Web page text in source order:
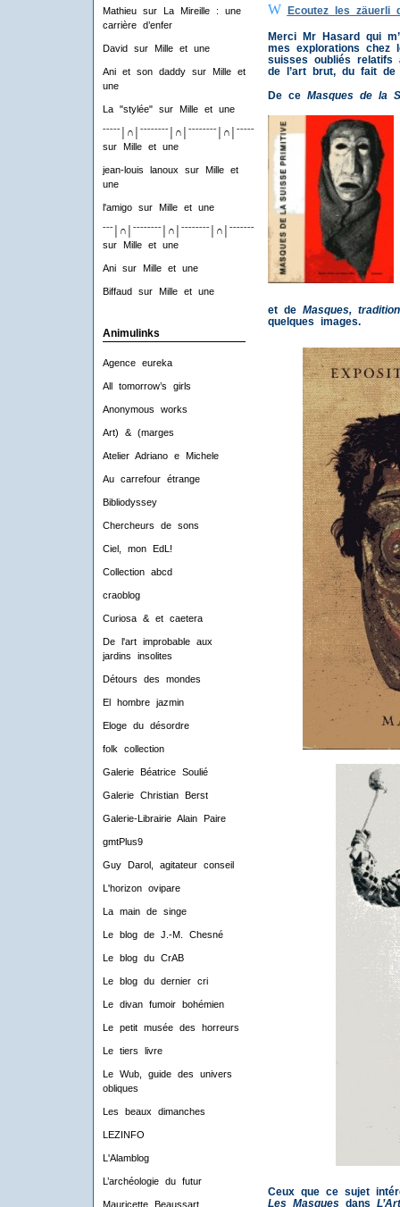
Mathieusur
La Mireille : une
carrière d’enfer
David sur Mille et une
Ani et son daddysur
Mille et
une
La "stylée"sur Mille et une
ˉˉˉˉˉ│∩│ˉˉˉˉˉˉˉˉ│∩│ˉˉˉˉˉˉˉˉ│∩│ˉˉˉˉˉˉˉˉ│∩│ˉˉˉˉ
sur
Mille et une
jean-louis lanoux sur
Mille et
une
l'amigosur Mille et une
ˉˉˉ│∩│ˉˉˉˉˉˉˉˉ│∩│ˉˉˉˉˉˉˉˉ│∩│ˉˉˉˉˉˉˉˉ│∩│ˉˉˉ
sur
Mille et une
Anisur Mille et une
Biffaud sur Mille et une
Animulinks
Agence eureka
All tomorrow’s girls
Anonymous works
Art) & (marges
Atelier Adriano e Michele
Au carrefour étrange
Bibliodyssey
Chercheurs de sons
Ciel, mon EdL!
Collection abcd
craoblog
Curiosa & et caetera
De l'art improbable aux
jardins insolites
Détours des mondes
El hombre jazmin
Eloge du désordre
folk collection
Galerie Béatrice Soulié
Galerie Christian Berst
Galerie-Librairie Alain Paire
gmtPlus9
Guy Darol, agitateur conseil
L'horizon ovipare
La main de singe
Le blog de J.-M. Chesné
Le blog du CrAB
Le blog du dernier cri
Le divan fumoir bohémien
Le petit musée des horreurs
Le tiers livre
Le Wub, guide des univers
obliques
Les beaux dimanches
LEZINFO
L'Alamblog
L’archéologie du futur
Mauricette Beaussart
W Ecoutez les zäuerli
Merci Mr Hasard qui
mes explorations chez
suisses oubliés relatifs
de l’art brut, du fait de
De ce Masques de la
et de Masques,
quelques images.
Ceux que ce sujet
Les Masquesdans